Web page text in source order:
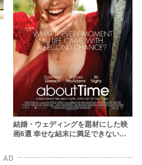
結婚・ウェディングを題材にした映
画6選 幸せな結末に満足できない人
AD